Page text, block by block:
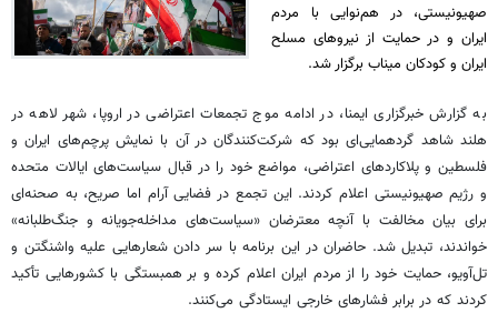
صهیونیستی، در هم‌نوایی با مردم
ایران و در حمایت از نیروهای مسلح
ایران و کودکان میناب برگزار شد.
به گزارش خبرگزاری ایمنا، در ادامه موج تجمعات اعتراضی در اروپا، شهر لاهه در
هلند شاهد گردهمایی‌ای بود که شرکت‌کنندگان در آن با نمایش پرچم‌های ایران و
فلسطین و پلاکاردهای اعتراضی، مواضع خود را در قبال سیاست‌های ایالات متحده
و رژیم صهیونیستی اعلام کردند. این تجمع در فضایی آرام اما صریح، به صحنه‌ای
برای بیان مخالفت با آنچه معترضان «سیاست‌های مداخله‌جویانه و جنگ‌طلبانه»
خواندند، تبدیل شد. حاضران در این برنامه با سر دادن شعارهایی علیه واشنگتن و
تل‌آویو، حمایت خود را از مردم ایران اعلام کرده و بر همبستگی با کشورهایی تأکید
کردند که در برابر فشارهای خارجی ایستادگی می‌کنند.